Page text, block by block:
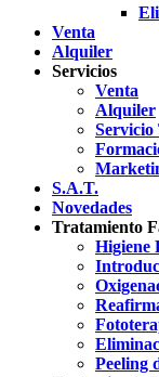
Venta
Alquiler
Servicios
Venta
Alquiler
Servicio
S.A.T.
Novedades
Tratamiento
Higiene
Peeling